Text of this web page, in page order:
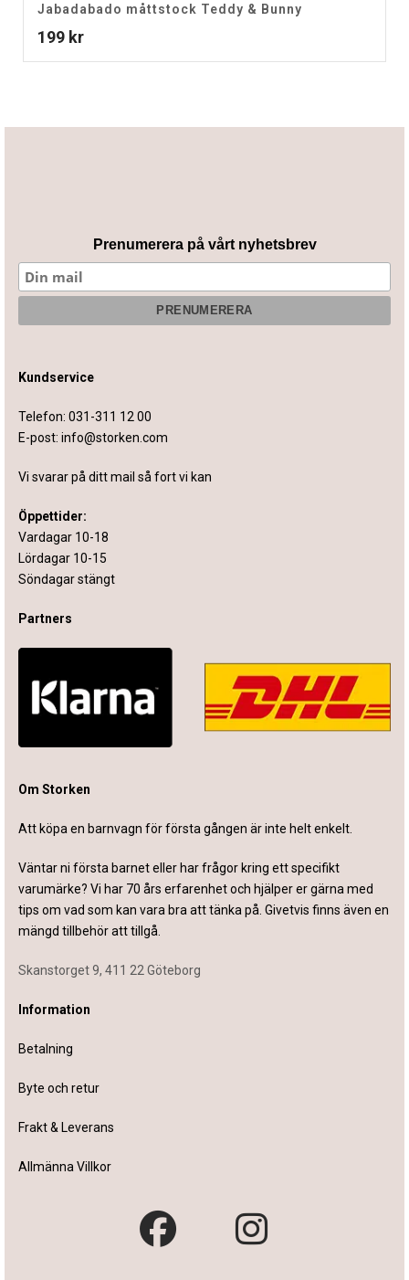
Jabadabado måttstock Teddy & Bunny
199 kr
Prenumerera på vårt nyhetsbrev
Kundservice
Telefon: 031-311 12 00
E-post: info@storken.com
Vi svarar på ditt mail så fort vi kan
Öppettider:
Vardagar 10-18
Lördagar 10-15
Söndagar stängt
Partners
Om Storken
Att köpa en barnvagn för första gången är inte helt enkelt.
Väntar ni första barnet eller har frågor kring ett specifikt
varumärke? Vi har 70 års erfarenhet och hjälper er gärna med
tips om vad som kan vara bra att tänka på. Givetvis finns även en
mängd tillbehör att tillgå.
Skanstorget 9, 411 22 Göteborg
Information
Betalning
Byte och retur
Frakt & Leverans
Allmänna Villkor